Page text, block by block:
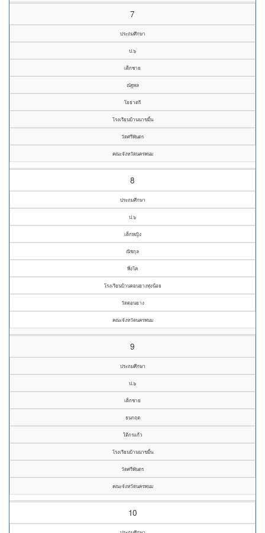
7
ประถมศึกษา
ป.๖
เด็กชาย
ณัฐพล
โยธาตรี
โรงเรียนบ้านนาขมิ้น
วัดศรีพันดร
คณะจังหวัดนครพนม
8
ประถมศึกษา
ป.๖
เด็กหญิง
ณิชกุล
พึ่งโค
โรงเรียนบ้านดอนยางทุ่งน้อย
วัดดอนยาง
คณะจังหวัดนครพนม
9
ประถมศึกษา
ป.๖
เด็กชาย
ธนกฤต
ใต้กรแก้ว
โรงเรียนบ้านนาขมิ้น
วัดศรีพันดร
คณะจังหวัดนครพนม
10